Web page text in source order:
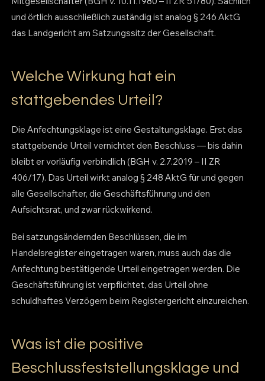
und örtlich ausschließlich zuständig ist analog § 246 AktG
das Landgericht am Satzungssitz der Gesellschaft.
Welche Wirkung hat ein
stattgebendes Urteil?
Die Anfechtungsklage ist eine Gestaltungsklage. Erst das
stattgebende Urteil vernichtet den Beschluss — bis dahin
bleibt er vorläufig verbindlich (BGH v. 2.7.2019 – II ZR
406/17). Das Urteil wirkt analog § 248 AktG für und gegen
alle Gesellschafter, die Geschäftsführung und den
Aufsichtsrat, und zwar rückwirkend.
Bei satzungsändernden Beschlüssen, die im
Handelsregister eingetragen waren, muss auch das die
Anfechtung bestätigende Urteil eingetragen werden. Die
Geschäftsführung ist verpflichtet, das Urteil ohne
schuldhaftes Verzögern beim Registergericht einzureichen.
Was ist die positive
Beschlussfeststellungsklage und